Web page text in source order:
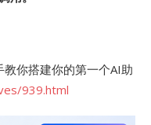
你搭建你的第一个AI助
939.html